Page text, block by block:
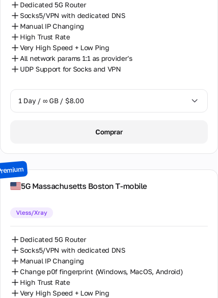
Dedicated 5G Router
Socks5/VPN with dedicated DNS
Manual IP Changing
High Trust Rate
Very High Speed + Low Ping
All network params 1:1 as provider's
UDP Support for Socks and VPN
1 Day / ∞ GB / $8.00
3 Days / ∞ GB / $21.00
30 Days / ∞ GB / $162.00
Comprar
5G Massachusetts Boston T-mobile
Vless/Xray
Dedicated 5G Router
Socks5/VPN with dedicated DNS
Manual IP Changing
Change p0f fingerprint (Windows, MacOS, Android)
High Trust Rate
Very High Speed + Low Ping